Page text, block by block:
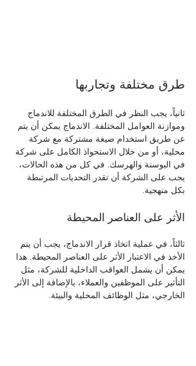
طرق مختلفة وتجاربها
ثانياً، يجب النظر في الطرق المختلفة للاندماج
وموازنة العوامل المختلفة. الاندماج يمكن أن يتم
عن طريق استخدام صيغة مشتركة مع شركة
محلية، أو من خلال الاستحواذ الكامل على شركة
في البوسنة والهرسك. في كل من هذه الحالات،
يجب على الشركة أن تقدر التحديات المرتبطة
بكل منهجية.
الأثر على العناصر المحيطة
ثالثاً، في عملية اتخاذ قرار الاندماج، يجب أن يتم
الأخذ في الاعتبار الأثر على العناصر المحيطة. هذا
يمكن أن يشمل العواقب الداخلية للشركة، مثل
التأثير على الموظفين والعملاء، بالإضافة إلى الأثر
الخارجي، مثل الوظائف المحلية والبيئة.